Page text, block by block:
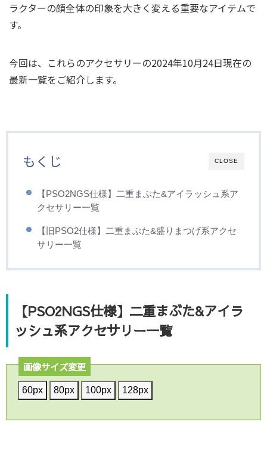
ラクターの顔全体の印象を大きく変える重要なアイテムで
す。
今回は、これらのアクセサリーの2024年10月24日現在の
最新一覧をご紹介します。
CLOSE
もくじ
【PSO2NGS仕様】二重まぶた&アイラッシュ系ア
クセサリー一覧
【旧PSO2仕様】二重まぶた&盛りまつげ系アクセ
サリー一覧
【PSO2NGS仕様】二重まぶた&アイラ
ッシュ系アクセサリー一覧
画像サイズ変更
60px 80px 100px 128px